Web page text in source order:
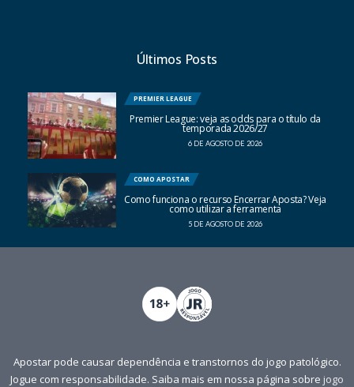
Últimos Posts
PREMIER LEAGUE
Premier League: veja as odds para o título da
temporada 2026/27
6 DE AGOSTO DE 2026
COMO APOSTAR
Como funciona o recurso Encerrar Aposta? Veja
como utilizar a ferramenta
5 DE AGOSTO DE 2026
Apostar pode causar dependência e transtornos do jogo patológico.
Jogue com responsabilidade. Saiba mais em nossa página sobre jogo